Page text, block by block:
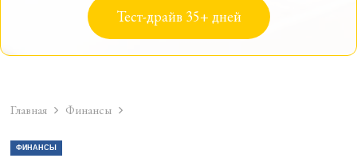
Тест-драйв 35+ дней
Главная Финансы
ФИНАНСЫ